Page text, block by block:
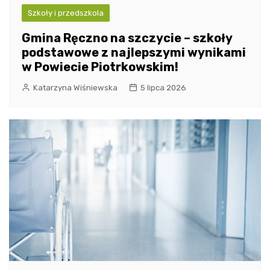
Szkoły i przedszkola
Gmina Ręczno na szczycie – szkoły
podstawowe z najlepszymi wynikami
w Powiecie Piotrkowskim!
Katarzyna Wiśniewska 5 lipca 2026